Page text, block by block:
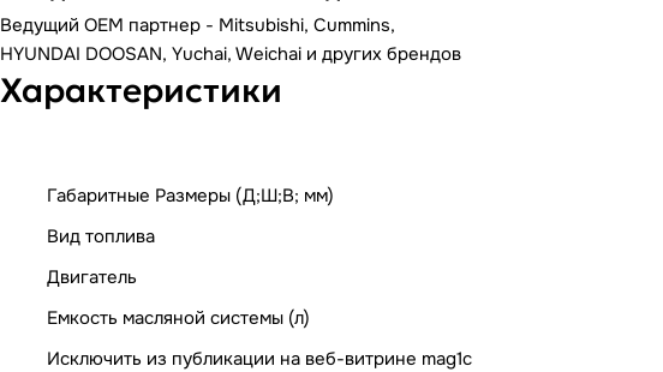
Ведущий OEM партнер - Mitsubishi, Cummins,
HYUNDAI DOOSAN, Yuchai, Weichai и других брендов
Характеристики
Габаритные Размеры (Д;Ш;В; мм)
Вид топлива
Двигатель
Емкость масляной системы (л)
Исключить из публикации на веб-витрине mag1c